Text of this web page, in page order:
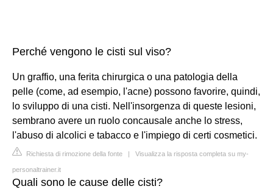
Perché vengono le cisti sul viso?
Un graffio, una ferita chirurgica o una patologia della
pelle (come, ad esempio, l'acne) possono favorire, quindi,
lo sviluppo di una cisti. Nell'insorgenza di queste lesioni,
sembrano avere un ruolo concausale anche lo stress,
l'abuso di alcolici e tabacco e l'impiego di certi cosmetici.
Richiesta di rimozione della fonte | Visualizza la risposta completa su my-
personaltrainer.it
Quali sono le cause delle cisti?